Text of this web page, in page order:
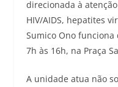
direcionada à
HIV/AIDS, hepatites
Sumico Ono funciona
7h às 16h, na Praça
A unidade atua não